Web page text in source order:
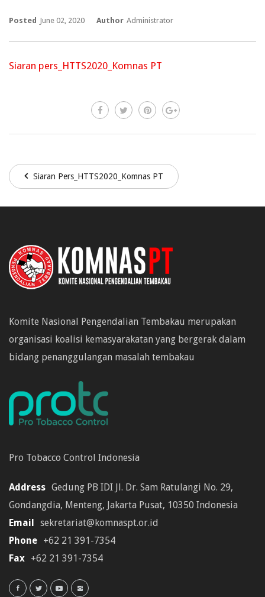
Posted June 02, 2020 Author Administrator
Siaran pers_HTTS2020_Komnas PT
Siaran Pers_HTTS2020_Komnas PT
Komite Nasional Pengendalian Tembakau merupakan
organisasi koalisi kemasyarakatan yang bergerak dalam
bidang penanggulangan masalah tembakau
Pro Tobacco Control Indonesia
Address Gedung PB IDI Jl. Dr. Sam Ratulangi No. 29,
Gondangdia, Menteng, Jakarta Pusat, 10350 Indonesia
Email
sekretariat@komnaspt.or.id
Phone +62 21 391-7354
Fax +62 21 391-7354